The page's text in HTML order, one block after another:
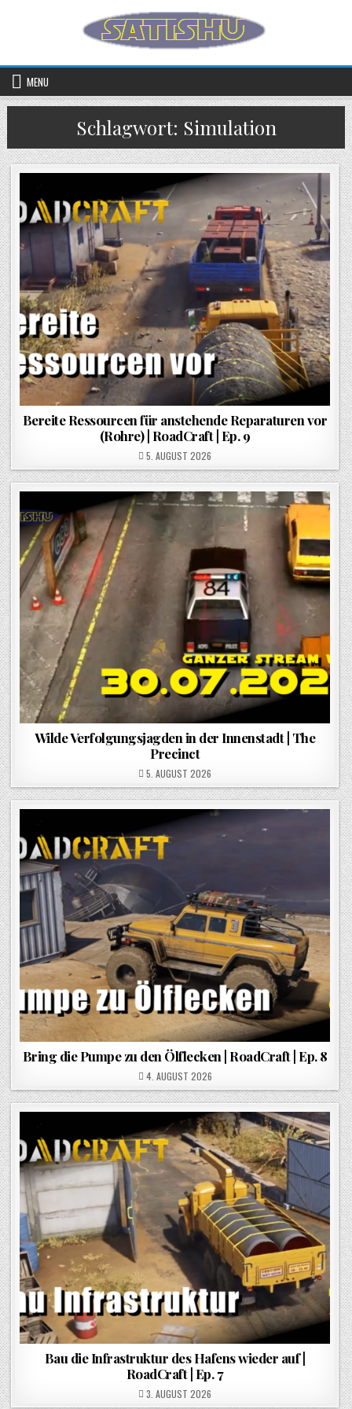
MENU
Schlagwort: Simulation
Bereite Ressourcen für anstehende Reparaturen vor
(Rohre) | RoadCraft | Ep. 9
POSTED ON
5. AUGUST 2026
Wilde Verfolgungsjagden in der Innenstadt | The
Precinct
POSTED ON
5. AUGUST 2026
Bring die Pumpe zu den Ölflecken | RoadCraft | Ep. 8
POSTED ON
4. AUGUST 2026
Bau die Infrastruktur des Hafens wieder auf |
RoadCraft | Ep. 7
POSTED ON
3. AUGUST 2026